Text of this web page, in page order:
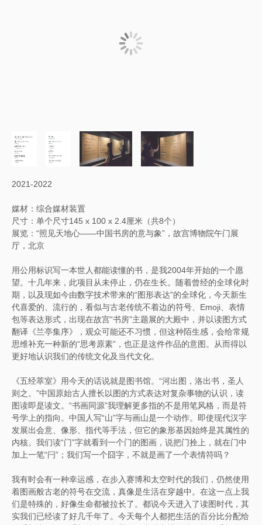
2021-2022
媒材：综合媒材装置
尺寸：单个尺寸145 x 100 x 2.4厘米（共8个）
展览：“照见天地心——中国书房的意与象”，故宫博物院午门展
厅，北京
用公用标识写一本世人都能读懂的书，是我2004年开始的一个愿
望。十几年来，此项目从未停止，仍在生长。随着曾经的全球化时
期，以及现如今由数字技术带来的“图形表达”的全球化，今天新生
代喜爱的、流行的，看似与古老传统不着边的符号、Emoji、表情
包等表达形式，出现在故宫“书房”主题展的大殿中，并以读图方式
翻译《兰亭集序》，观众可能还不习惯，但这种陌生感，会给常规
思维补充一种新的“思考原素”，也正是这件作品的意图。从而得以
更好地认识我们的传统文化及当代文化。
《五经萃室》用今天的话说就是图书馆。“河出图，洛出书，圣人
则之。”中国原始古人擅长以图的方式表达对复杂事物的认识，读
图读即是读文。“书画同源”我理解更多指的不是用笔风格，而是符
号学上的指向。中国人写“山”字与画山是一个动作。即使现代汉字
发展出会意、像形、指代等手法，但它的象形基因始终是其属性的
内核。我们读“门”字就看到一个门的图画，说把门拴上，就在门中
加上一笔“闩”；我们写一个囧字，不就是画了一个表情符吗？
我有时会有一种幸运感，在步入赛博和太空时代的我们，仍然使用
着图画般古老的符号在交流，真像是生活在穿越中。在这一点上我
们是特殊的，好像生命都被拉长了。都说今天进入了读图时代，其
实我们已经读了好几千年了。今天每个人都把生活的百分比分配给